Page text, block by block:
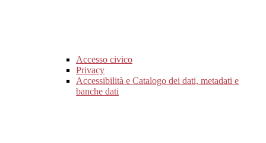
Accesso civico
Privacy
Accessibilità e Catalogo dei dati, metadati e
banche dati